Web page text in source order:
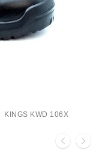
KINGS KWD 106X